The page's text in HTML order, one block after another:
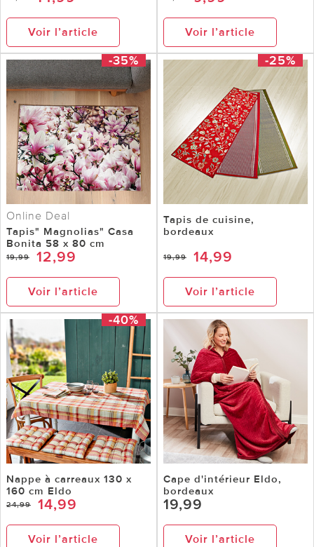
Voir l’article Voir l’article
-35%
Online Deal
Tapis" Magnolias" Casa
Bonita 58 x 80 cm
19,99 12,99
Voir l’article
-25%
Tapis de cuisine,
bordeaux
19,99 14,99
Voir l’article
-40%
Nappe à carreaux 130 x
160 cm Eldo
24,99 14,99
Voir l’article
Cape d'intérieur Eldo,
bordeaux
19,99
Voir l’article